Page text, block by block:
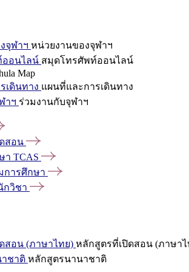
จุฬาฯ หน่วยงานของจุฬาฯ
อนไลน์ สมุดโทรศัพท์ออนไลน์
Map
เดินทาง แผนที่และการเดินทาง
าฯ ร่วมงานกับจุฬาฯ
สอน
า TCAS
การศึกษา
กวิชา
สอน (ภาษาไทย) หลักสูตรที่เปิดสอน (ภาษาไ
ชาติ หลักสูตรนานาชาติ